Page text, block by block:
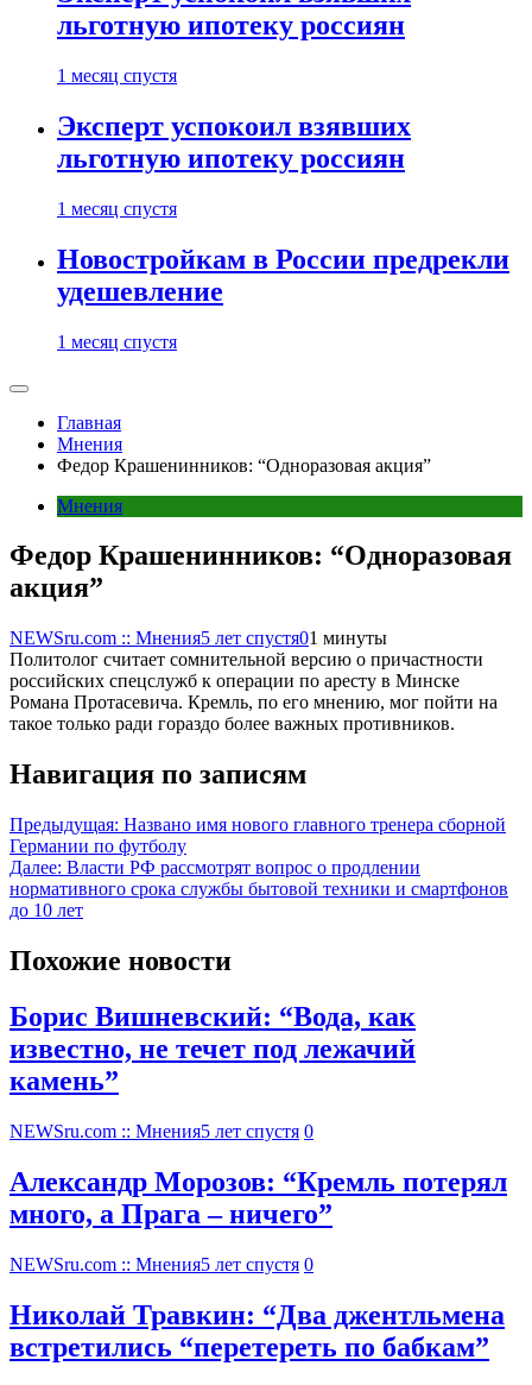
льготную ипотеку россиян
1 месяц спустя
Эксперт успокоил взявших
льготную ипотеку россиян
1 месяц спустя
Новостройкам в России предрекли
удешевление
1 месяц спустя
Главная
Мнения
Федор Крашенинников: “Одноразовая акция”
Мнения
Федор Крашенинников: “Одноразовая
акция”
NEWSru.com :: Мнения5 лет спустя01 минуты
Политолог считает сомнительной версию о причастности
российских спецслужб к операции по аресту в Минске
Романа Протасевича. Кремль, по его мнению, мог пойти на
такое только ради гораздо более важных противников.
Навигация по записям
Предыдущая: Названо имя нового главного тренера сборной
Германии по футболу
Далее: Власти РФ рассмотрят вопрос о продлении
нормативного срока службы бытовой техники и смартфонов
до 10 лет
Похожие новости
Борис Вишневский: “Вода, как
известно, не течет под лежачий
камень”
NEWSru.com :: Мнения5 лет спустя 0
Александр Морозов: “Кремль потерял
много, а Прага – ничего”
NEWSru.com :: Мнения5 лет спустя 0
Николай Травкин: “Два джентльмена
встретились “перетереть по бабкам”